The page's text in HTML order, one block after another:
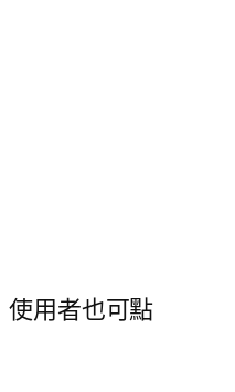
用者也可點